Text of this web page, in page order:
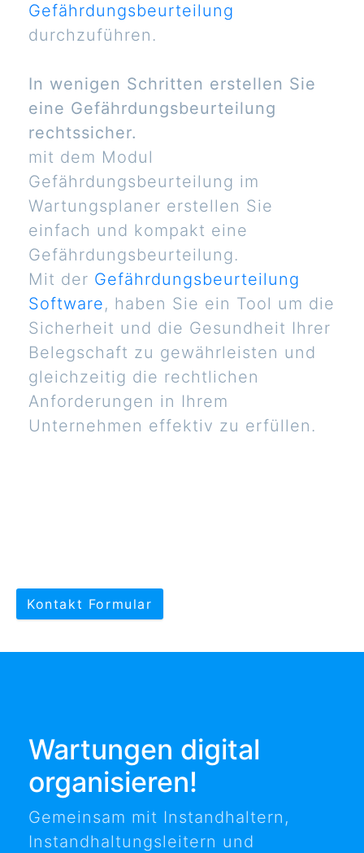
Gefährdungsbeurteilung
durchzuführen.
In wenigen Schritten erstellen Sie
eine Gefährdungsbeurteilung
rechtssicher.
mit dem Modul
Gefährdungsbeurteilung im
Wartungsplaner erstellen Sie
einfach und kompakt eine
Gefährdungsbeurteilung.
Mit der Gefährdungsbeurteilung
Software, haben Sie ein Tool um die
Sicherheit und die Gesundheit Ihrer
Belegschaft zu gewährleisten und
gleichzeitig die rechtlichen
Anforderungen in Ihrem
Unternehmen effektiv zu erfüllen.
Kontakt Formular
Wartungen digital
organisieren!
Gemeinsam mit Instandhaltern,
Instandhaltungsleitern und